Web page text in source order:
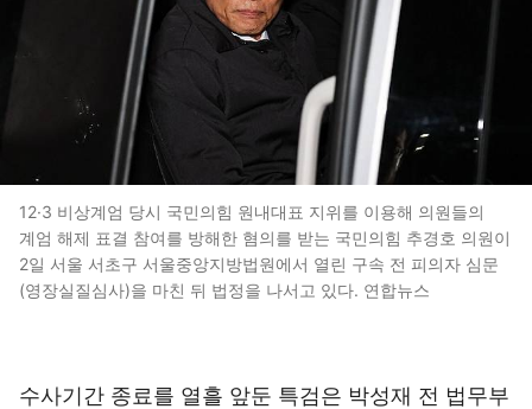
12·3 비상계엄 당시 국민의힘 원내대표 지위를 이용해 의원들의
계엄 해제 표결 참여를 방해한 혐의를 받는 국민의힘 추경호 의원이
2일 서울 서초구 서울중앙지방법원에서 열린 구속 전 피의자 심문
(영장실질심사)을 마친 뒤 법정을 나서고 있다. 연합뉴스
수사기간 종료를 열흘 앞둔 특검은 박성재 전 법무부